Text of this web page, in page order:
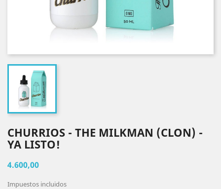
CHURRIOS - THE MILKMAN (CLON) -
YA LISTO!
4.600,00
Impuestos incluidos